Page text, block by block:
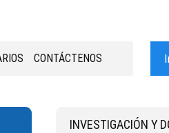
CONTÁCTENOS
INVESTIGACIÓN Y